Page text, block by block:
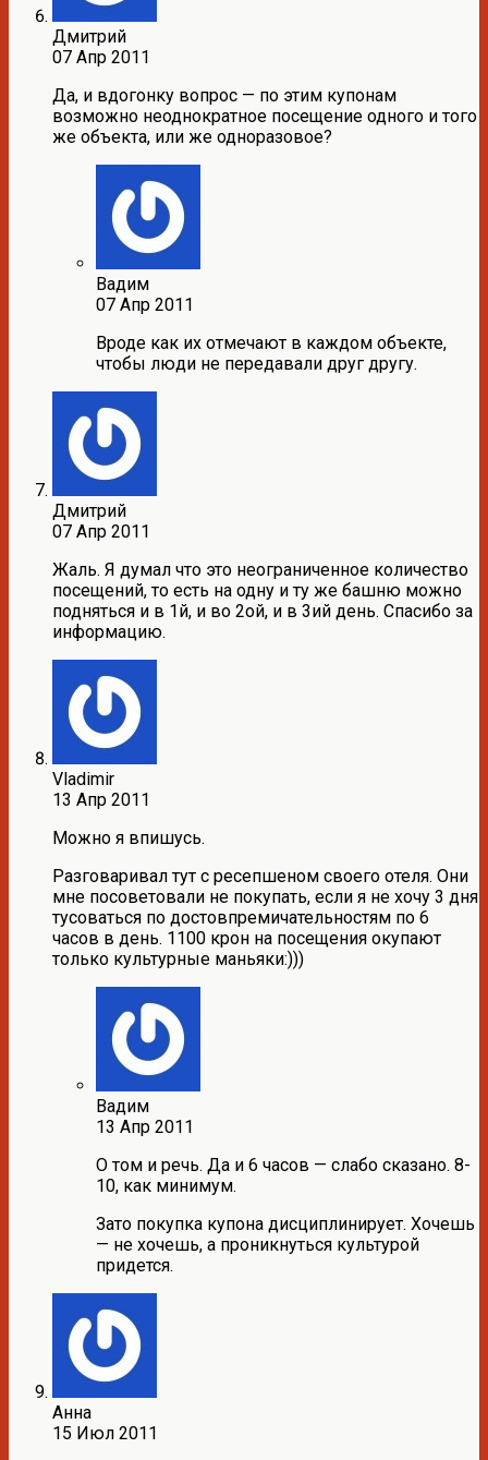
Дмитрий
07 Апр 2011
Да, и вдогонку вопрос — по этим купонам
возможно неоднократное посещение одного и того
же объекта, или же одноразовое?
Вадим
07 Апр 2011
Вроде как их отмечают в каждом объекте,
чтобы люди не передавали друг другу.
Дмитрий
07 Апр 2011
Жаль. Я думал что это неограниченное количество
посещений, то есть на одну и ту же башню можно
подняться и в 1й, и во 2ой, и в 3ий день. Спасибо за
информацию.
Vladimir
13 Апр 2011
Можно я впишусь.
Разговаривал тут с ресепшеном своего отеля. Они
мне посоветовали не покупать, если я не хочу 3 дня
тусоваться по достовпремичательностям по 6
часов в день. 1100 крон на посещения окупают
только культурные маньяки:)))
Вадим
13 Апр 2011
О том и речь. Да и 6 часов — слабо сказано. 8-
10, как минимум.
Зато покупка купона дисциплинирует. Хочешь
— не хочешь, а проникнуться культурой
придется.
Анна
15 Июл 2011